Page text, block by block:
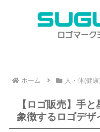
ホーム 人・体(健
【ロゴ販売】手
象徴するロゴデザ